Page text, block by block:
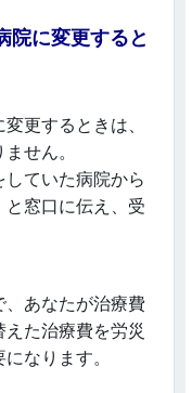
院に変更すると
更するときは、
せん。
ていた病院から
窓口に伝え、受
、あなたが治療費
た治療費を労災
なります。